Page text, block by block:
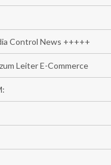
Control News +++++
Leiter E-Commerce